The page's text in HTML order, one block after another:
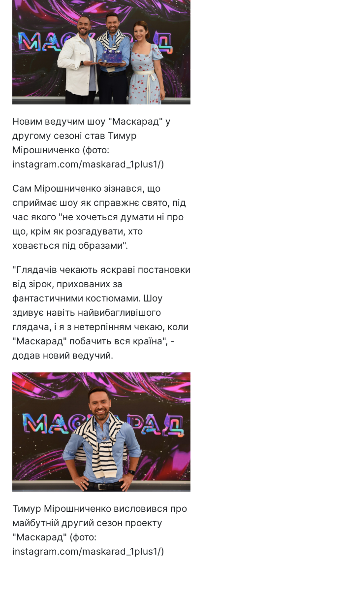
Новим ведучим шоу "Маскарад" у
другому сезоні став Тимур
Мірошниченко (фото:
instagram.com/maskarad_1plus1/)
Сам Мірошниченко зізнався, що
сприймає шоу як справжнє свято, під
час якого "не хочеться думати ні про
що, крім як розгадувати, хто
ховається під образами".
"Глядачів чекають яскраві постановки
від зірок, прихованих за
фантастичними костюмами. Шоу
здивує навіть найвибагливішого
глядача, і я з нетерпінням чекаю, коли
"Маскарад" побачить вся країна", -
додав новий ведучий.
Тимур Мірошниченко висловився про
майбутній другий сезон проекту
"Маскарад" (фото:
instagram.com/maskarad_1plus1/)